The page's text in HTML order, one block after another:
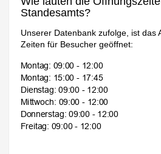
Standesamts?
Unserer Datenbank zufolge, ist das
Zeiten für Besucher geöffnet: